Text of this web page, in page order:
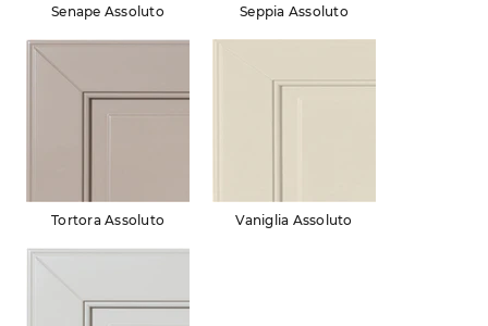
Senape Assoluto Seppia Assoluto
Tortora Assoluto Vaniglia Assoluto